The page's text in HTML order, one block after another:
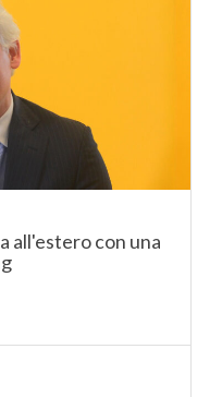
all'estero con una